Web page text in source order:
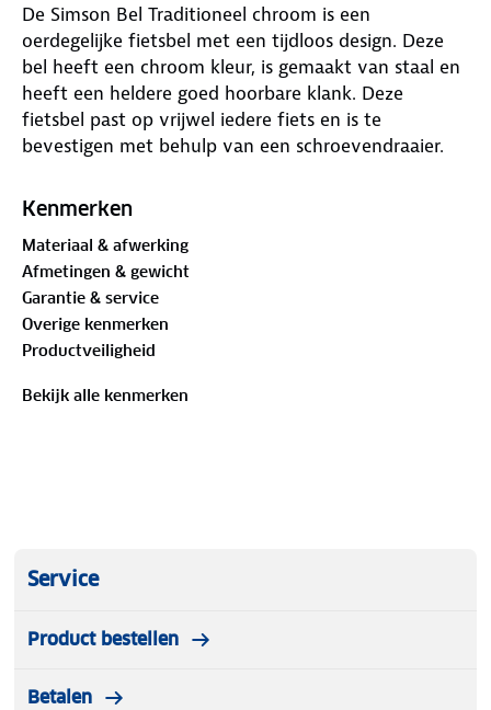
De Simson Bel Traditioneel chroom is een
oerdegelijke fietsbel met een tijdloos design. Deze
bel heeft een chroom kleur, is gemaakt van staal en
heeft een heldere goed hoorbare klank. Deze
fietsbel past op vrijwel iedere fiets en is te
bevestigen met behulp van een schroevendraaier.
Kenmerken
Materiaal & afwerking
Afmetingen & gewicht
Garantie & service
Overige kenmerken
Productveiligheid
Bekijk alle kenmerken
Service
Product bestellen
Betalen